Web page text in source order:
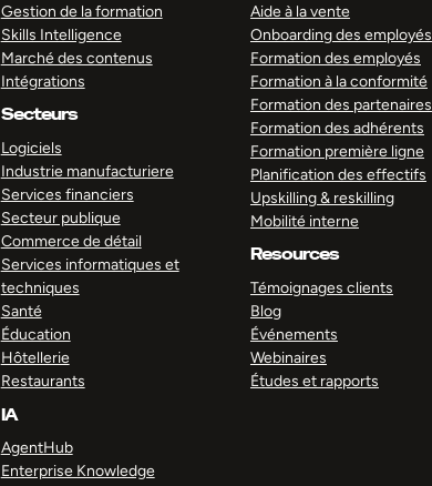
Gestion de la formation
Skills Intelligence
Marché des contenus
Intégrations
Secteurs
Logiciels
Industrie manufacturiere
Services financiers
Secteur publique
Commerce de détail
Services informatiques et
techniques
Santé
Éducation
Hôtellerie
Restaurants
IA
AgentHub
Enterprise Knowledge
Aide à la vente
Onboarding des employés
Formation des employés
Formation à la conformité
Formation des partenaires
Formation des adhérents
Formation première ligne
Planification des effectifs
Upskilling & reskilling
Mobilité interne
Resources
Témoignages clients
Blog
Événements
Webinaires
Études et rapports